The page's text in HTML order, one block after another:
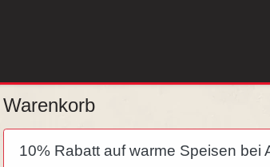
Warenkorb
10% Rabatt auf warme Speisen bei